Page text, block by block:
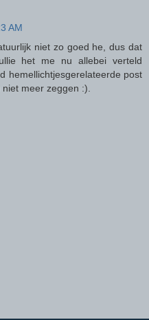
AM
niet zo goed he, dus dat
het me nu allebei verteld
hemellichtjesgerelateerde post
meer zeggen :).